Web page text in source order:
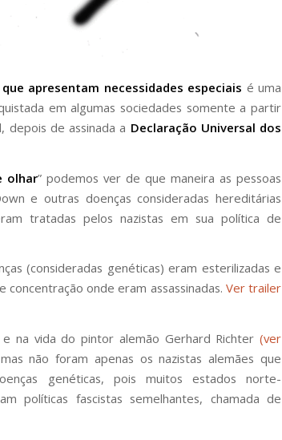
apresentam necessidades especiais é uma
em algumas sociedades somente a partir
depois de assinada a Declaração Universal dos
olhar” podemos ver de que maneira as pessoas
e outras doenças consideradas hereditárias
tratadas pelos nazistas em sua política de
(consideradas genéticas) eram esterilizadas e
concentração onde eram assassinadas. Ver trailer
na vida do pintor alemão Gerhard Richter (ver
não foram apenas os nazistas alemães que
genéticas, pois muitos estados norte-
políticas fascistas semelhantes, chamada de